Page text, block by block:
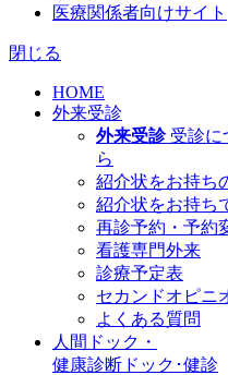
医療関係者向けサイト
閉じる
HOME
外来受診
外来受診 受診に
ら
紹介状をお持ち
紹介状をお持ち
再診予約・予約
看護専門外来
診療予定表
セカンドオピニ
よくある質問
人間ドック・
健康診断 ドック･健診